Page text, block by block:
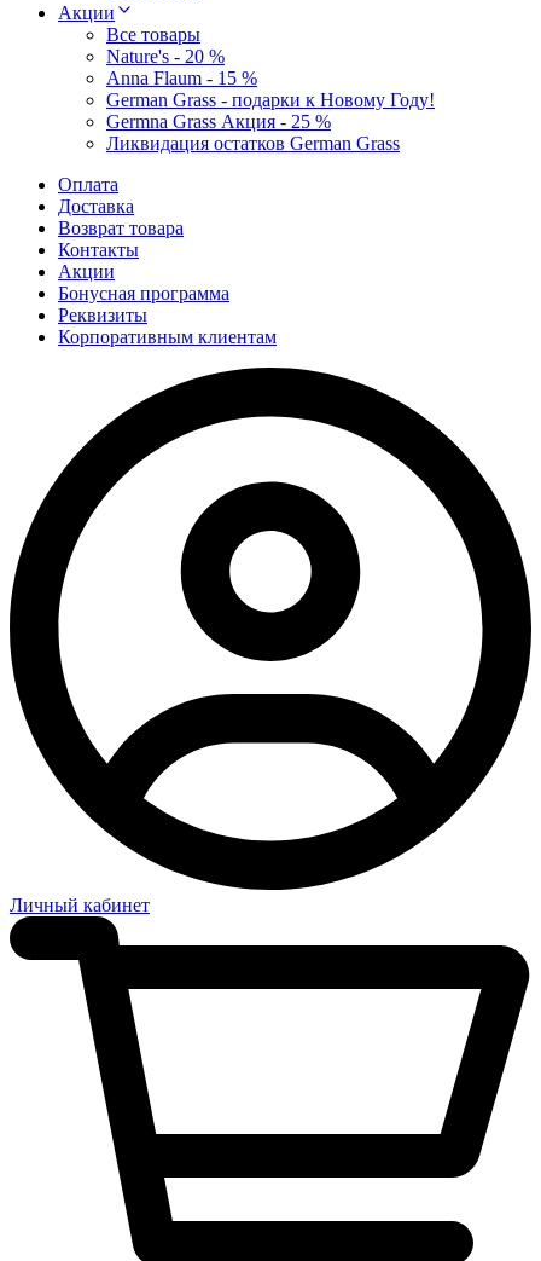
Акции
Все товары
Nature's - 20 %
Anna Flaum - 15 %
German Grass - подарки к Новому Году!
Germna Grass Акция - 25 %
Ликвидация остатков German Grass
Оплата
Доставка
Возврат товара
Контакты
Акции
Бонусная программа
Реквизиты
Корпоративным клиентам
Личный кабинет